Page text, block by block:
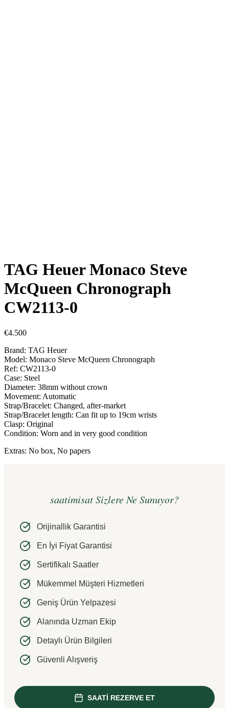
TAG Heuer Monaco Steve
McQueen Chronograph
CW2113-0
€4.500
Brand: TAG Heuer
Model: Monaco Steve McQueen Chronograph
Ref: CW2113-0
Case: Steel
Diameter: 38mm without crown
Movement: Automatic
Strap/Bracelet: Changed, after-market
Strap/Bracelet length: Can fit up to 19cm wrists
Clasp: Original
Condition: Worn and in very good condition
Extras: No box, No papers
saatimisat Sizlere Ne Sunuyor?
Orijinallik Garantisi
En İyi Fiyat Garantisi
Sertifikalı Saatler
Mükemmel Müşteri Hizmetleri
Geniş Ürün Yelpazesi
Alanında Uzman Ekip
Detaylı Ürün Bilgileri
Güvenli Alışveriş
SAATİ REZERVE ET